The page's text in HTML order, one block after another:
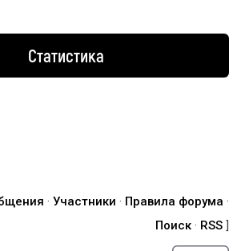
Статистика
· Участники · Правила форума ·
Поиск · RSS ]